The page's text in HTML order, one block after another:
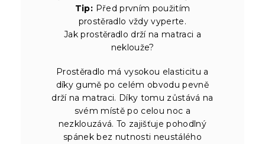
Tip: Před prvním použitím
prostěradlo vždy vyperte.
Jak prostěradlo drží na matraci a
neklouže?
Prostěradlo má vysokou elasticitu a
díky gumě po celém obvodu pevně
drží na matraci. Díky tomu zůstává na
svém místě po celou noc a
nezklouzává. To zajišťuje pohodlný
spánek bez nutnosti neustálého